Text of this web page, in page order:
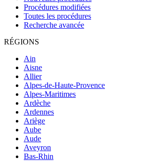
Procédures modifiées
Toutes les procédures
Recherche avancée
RÉGIONS
Ain
Aisne
Allier
Alpes-de-Haute-Provence
Alpes-Maritimes
Ardèche
Ardennes
Ariège
Aube
Aude
Aveyron
Bas-Rhin